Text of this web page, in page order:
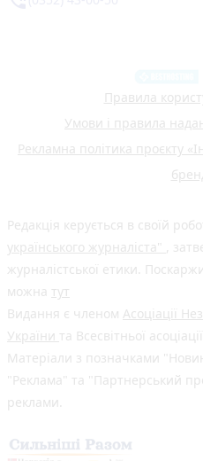
Правила
Умови і правила
Рекламна політика проєкту
Редакція керується в своїй
українського журналіста"
,
журналістської етики.
можна тут
Видання є членом Асоціації
України та Всесвітньої
Матеріали з позначками
"Реклама" та "Партнерський
реклами.